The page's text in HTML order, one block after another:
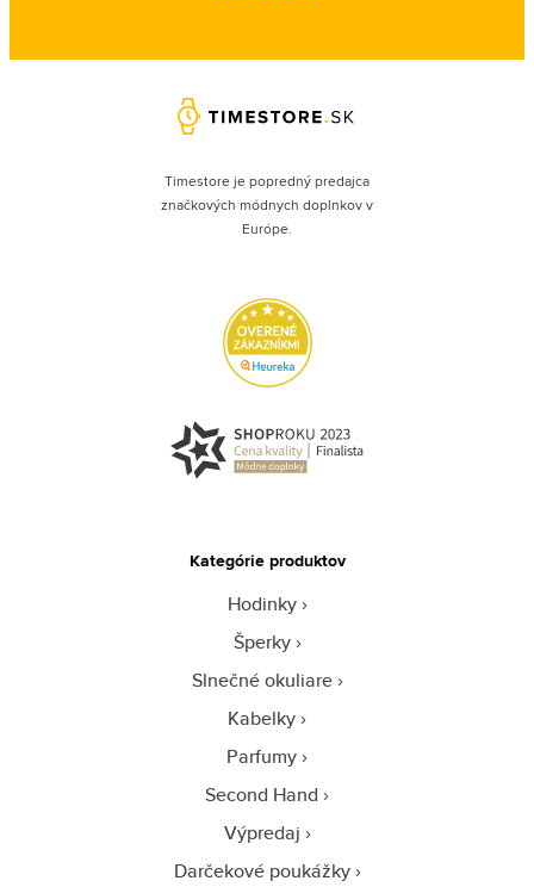
Timestore je popredný predajca
značkových módnych doplnkov v
Európe.
Kategórie produktov
Hodinky
Šperky
Slnečné okuliare
Kabelky
Parfumy
Second Hand
Výpredaj
Darčekové poukážky